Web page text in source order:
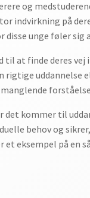
og
indvirkning på
unge føler sig
at finde deres
uddannelse
kommer til
behov og
eksempel på